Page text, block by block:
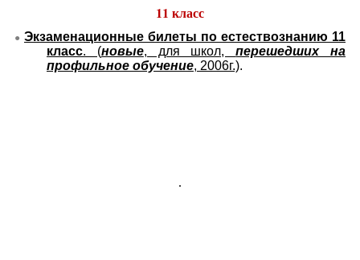
11 класс
● Экзаменационные билеты по естествознанию 11
класс. (новые, для школ,перешедших на
профильное обучение, 2006г.).
.